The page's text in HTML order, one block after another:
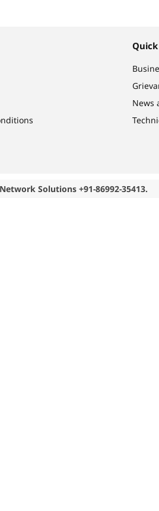
News
Solutions +91-86992-35413.